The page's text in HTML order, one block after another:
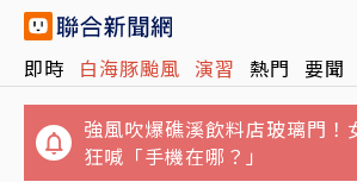
即時 白海豚颱風 演習 熱門 要聞
狂喊「手機在哪？」
MLB／好消息！大谷翔平投手
開始傳接球